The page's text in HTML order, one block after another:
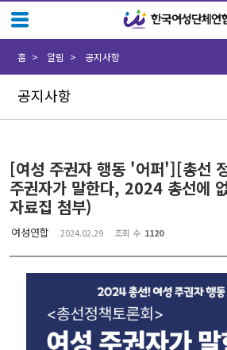
공지사항
홈 알림 공지사항
[여성 주권자 행동 '어퍼'][총선
주권자가 말한다, 2024 총선
자료집 첨부)
여성연합 2024.02.29 조회 수 1120